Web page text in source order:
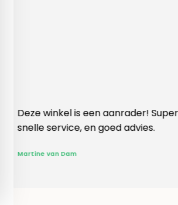
is een aanrader! Supergoede en
en goed advies.
Dam